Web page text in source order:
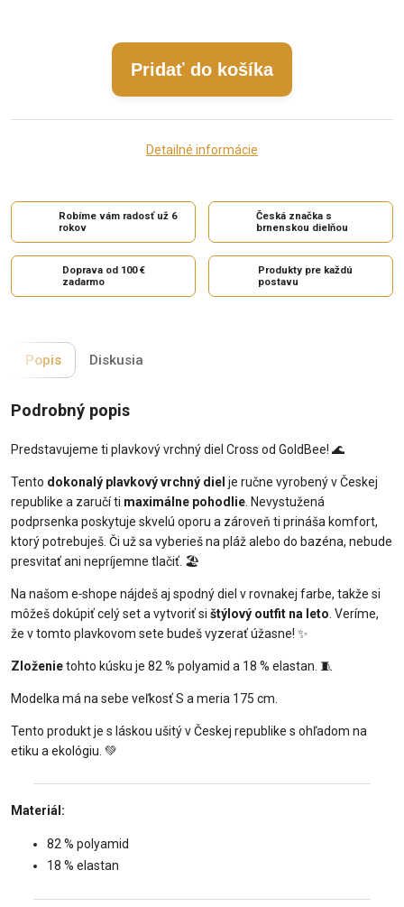
Pridať do košíka
Detailné informácie
Robíme vám radosť už 6
rokov
Česká značka s
brnenskou dielňou
Doprava od 100 €
zadarmo
Produkty pre každú
postavu
Popis Diskusia
Podrobný popis
Predstavujeme ti plavkový vrchný diel Cross od GoldBee! 🌊
Tento dokonalý plavkový vrchný diel je ručne vyrobený v Českej
republike a zaručí ti maximálne pohodlie . Nevystužená
podprsenka poskytuje skvelú oporu a zároveň ti prináša komfort,
ktorý potrebuješ. Či už sa vyberieš na pláž alebo do bazéna, nebude
presvitať ani nepríjemne tlačiť. 🏖️
Na našom e‑shope nájdeš aj spodný diel v rovnakej farbe, takže si
môžeš dokúpiť celý set a vytvoriť si štýlový outfit na leto . Veríme,
že v tomto plavkovom sete budeš vyzerať úžasne! ✨
Zloženietohto kúsku je 82 % polyamid a 18 % elastan. 🧵
Modelka má na sebe veľkosť S a meria 175 cm.
Tento produkt je s láskou ušitý v Českej republike s ohľadom na
etiku a ekológiu. 💚
Materiál:
82 % polyamid
18 % elastan